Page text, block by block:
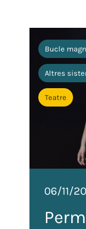
Bucle
Altres
Teatre
06/11/